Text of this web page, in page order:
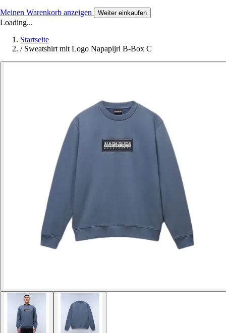
Meinen Warenkorb anzeigen Weiter einkaufen
Loading...
Startseite
/ Sweatshirt mit Logo Napapijri B-Box C